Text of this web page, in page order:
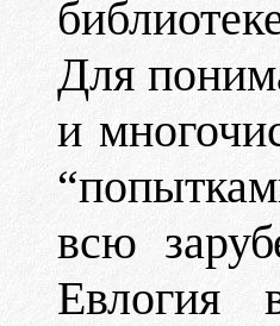
Для
и
всю
Евлогия